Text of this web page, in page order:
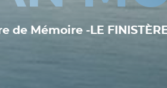
de Mémoire -LE